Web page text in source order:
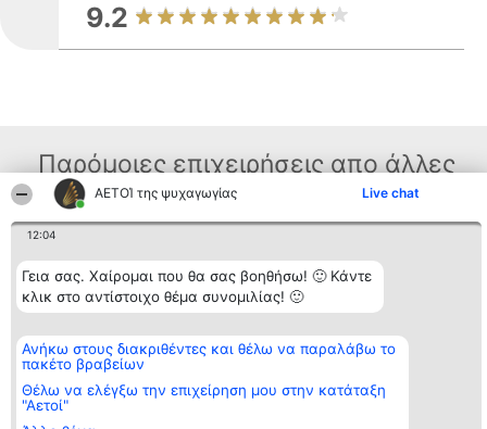
ΑΕΤΟΊ της ψυχαγωγίας Live chat
12:04
Γεια σας. Χαίρομαι που θα σας βοηθήσω! 🙂 Κάντε
κλικ στο αντίστοιχο θέμα συνομιλίας! 🙂
Ανήκω στους διακριθέντες και θέλω να παραλάβω το
πακέτο βραβείων
Θέλω να ελέγξω την επιχείρηση μου στην κατάταξη
"Αετοί"
9.2
Παρόμοιες επιχειρήσεις απο άλλες
περιοχές
Διοργανωτής της
κατάταξης
BEAUTIFUL COMPANY
ΤΗΛ. ΕΠΙΚΟΙΝΩΝΙΑΣ:
2104128019
email:
aetoi@beautifulcompany.co
Κατάταξη
Διακριθέντες
Λίστα όλων
διακριθέντων
Μεθοδολογία
προϋποθέσεις
ΠΟΛΙΤΙΚΗ
Επικοινωνία